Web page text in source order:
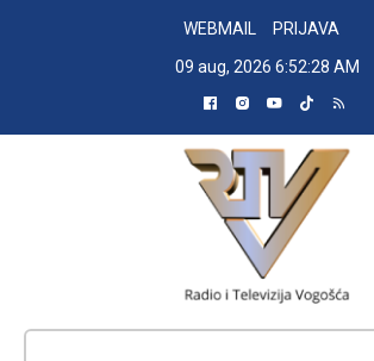
WEBMAIL
PRIJAVA
09 aug, 2026 6:52:28 AM